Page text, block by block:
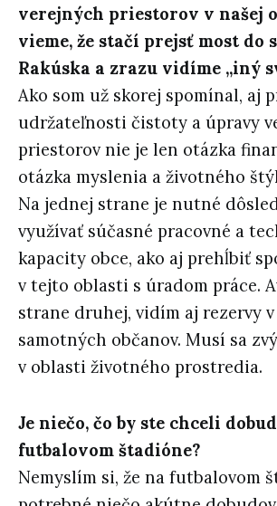
verejných priestorov v našej
vieme, že stačí prejsť most do
Rakúska a zrazu vidíme „iný
Ako som už skorej spomínal, aj
udržateľnosti čistoty a úpravy
priestorov nie je len otázka
otázka myslenia a životného
Na jednej strane je nutné
využívať súčasné pracovné a
kapacity obce, ako aj prehĺbiť
v tejto oblasti s úradom práce.
strane druhej, vidím aj rezervy
samotných občanov. Musí sa
v oblasti životného prostredia.
Je niečo, čo by ste chceli
futbalovom štadióne?
Nemyslím si, že na futbalovom